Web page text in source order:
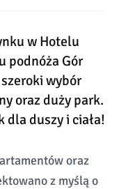
w Hotelu
podnóża Gór
wybór
oraz duży park.
dla duszy i ciała!
oraz
z myślą o